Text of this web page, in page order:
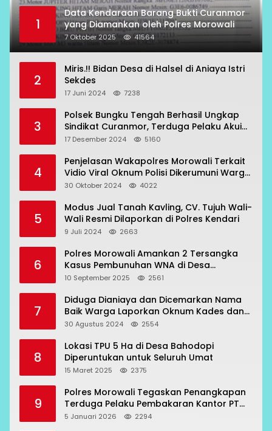
1
Data Kendaraan Barang Bukti Curanmor
yang Diamankan oleh Polres Morowali
7 Oktober 2025 41564
2
Miris.!! Bidan Desa di Halsel di Aniaya Istri
Sekdes
17 Juni 2024 7238
3
Polsek Bungku Tengah Berhasil Ungkap
Sindikat Curanmor, Terduga Pelaku Akui
Beraksi di 7 Lokasi
17 Desember 2024 5160
4
Penjelasan Wakapolres Morowali Terkait
Vidio Viral Oknum Polisi Dikerumuni Warga
Bahodopi
30 Oktober 2024 4022
5
Modus Jual Tanah Kavling, CV. Tujuh Wali-
Wali Resmi Dilaporkan di Polres Kendari
9 Juli 2024 2663
6
Polres Morowali Amankan 2 Tersangka
Kasus Pembunuhan WNA di Desa
Topogaro
10 September 2025 2561
7
Diduga Dianiaya dan Dicemarkan Nama
Baik Warga Laporkan Oknum Kades dan
Oknum Polisi
30 Agustus 2024 2554
8
Lokasi TPU 5 Ha di Desa Bahodopi
Diperuntukan untuk Seluruh Umat
15 Maret 2025 2375
9
Polres Morowali Tegaskan Penangkapan
Terduga Pelaku Pembakaran Kantor PT
RCP Sesuai Prosedur
5 Januari 2026 2294